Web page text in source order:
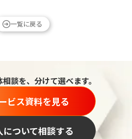
一覧に戻る
談を、分けて選べます。
ビス資料を見る
について相談する